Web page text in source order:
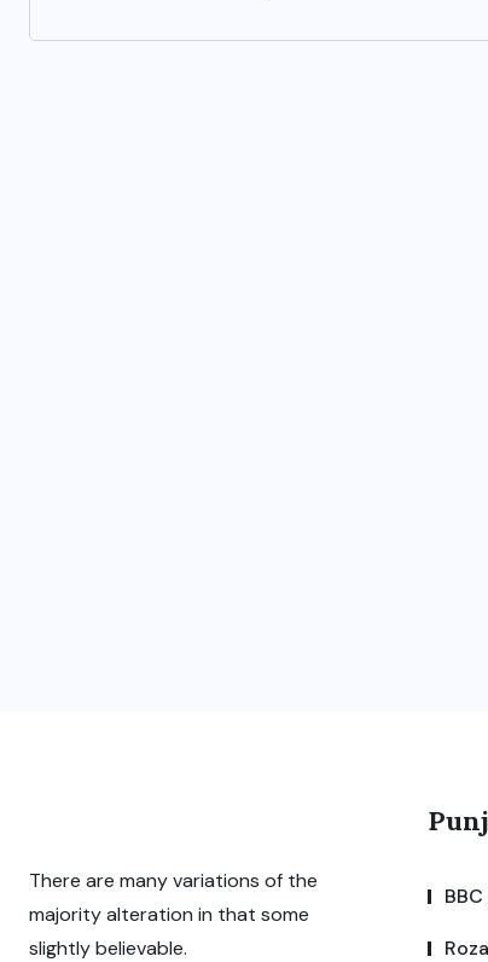
There are many variations of the
majority alteration in that some
slightly believable.